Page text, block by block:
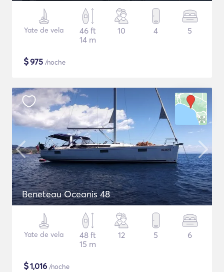
Yate de vela
46 ft
14 m
10 4 5
$975 /noche
Beneteau Oceanis 48
Yate de vela
48 ft
15 m
12 5 6
$1,016 /noche